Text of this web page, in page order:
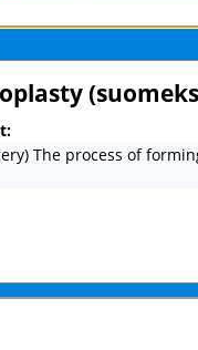
The process of